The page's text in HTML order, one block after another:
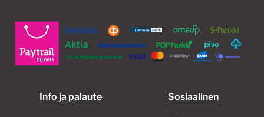
Info ja palaute Sosiaalinen